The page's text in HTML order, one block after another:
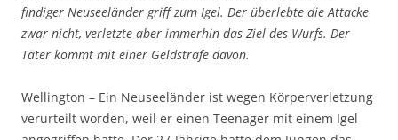
findiger Neuseeländer griff zum Igel. Der überlebte die Attacke
zwar nicht, verletzte aber immerhin das Ziel des Wurfs. Der
Täter kommt mit einer Geldstrafe davon.
Wellington – Ein Neuseeländer ist wegen Körperverletzung
verurteilt worden, weil er einen Teenager mit einem Igel